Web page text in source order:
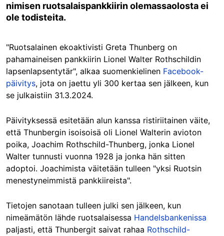
nimisen ruotsalaispankkiirin olemassaolosta ei
ole todisteita.
"Ruotsalainen ekoaktivisti Greta Thunberg on
pahamaineisen pankkiirin Lionel Walter Rothschildin
lapsenlapsentytär", alkaa suomenkielinen Facebook-
päivitys, jota on jaettu yli 300 kertaa sen jälkeen, kun
se julkaistiin 31.3.2024.
Päivityksessä esitetään alun kanssa ristiriitainen väite,
että Thunbergin isoisoisä oli Lionel Walterin avioton
poika, Joachim Rothschild-Thunberg, jonka Lionel
Walter tunnusti vuonna 1928 ja jonka hän sitten
adoptoi. Joachimista väitetään tulleen "yksi Ruotsin
menestyneimmistä pankkiireista".
Tietojen sanotaan tulleen julki sen jälkeen, kun
nimeämätön lähde ruotsalaisessa Handelsbankenissa
paljasti, että Thunbergit saivat rahaa Rothschild-